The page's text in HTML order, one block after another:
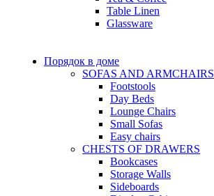
Table Linen
Glassware
Порядок в доме
SOFAS AND ARMCHAIRS
Footstools
Day Beds
Lounge Chairs
Small Sofas
Easy chairs
CHESTS OF DRAWERS
Bookcases
Storage Walls
Sideboards